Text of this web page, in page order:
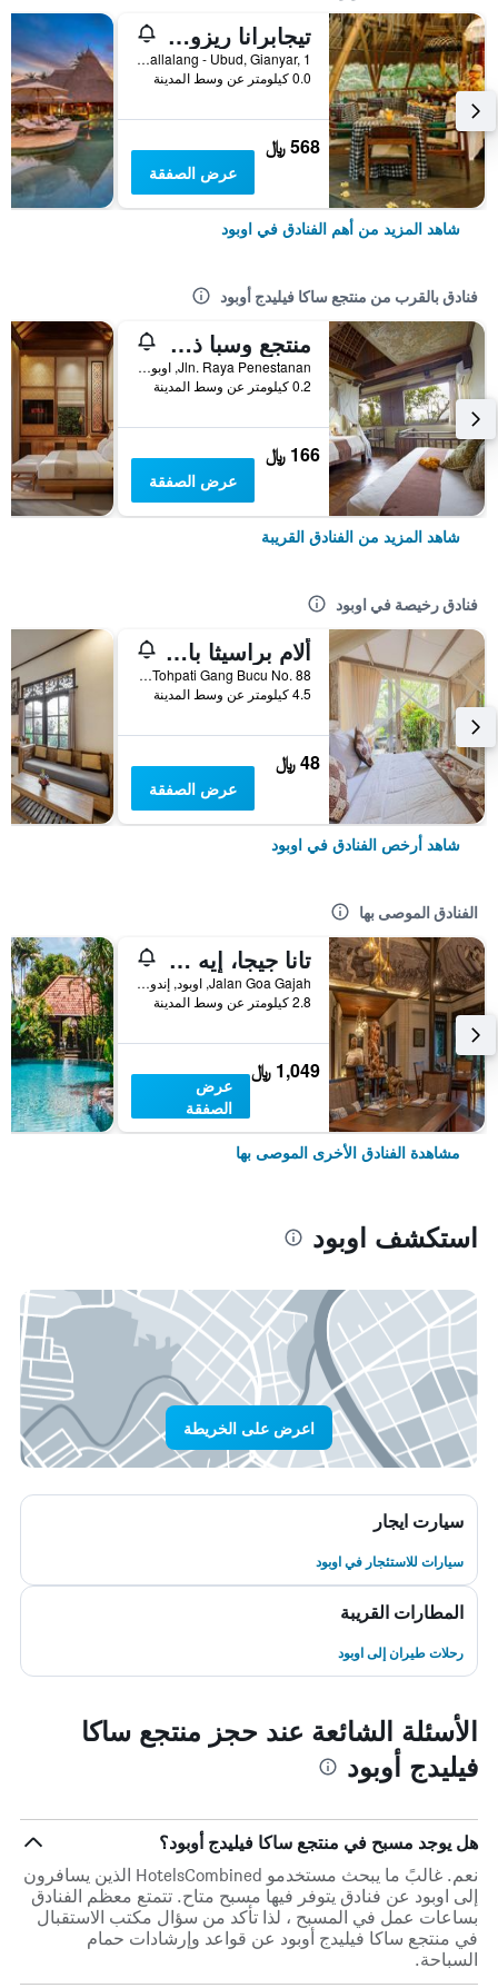
تيجابرانا ريزورت آند سبا
Banjar Sapat, Tegallalang - Ubud, Gianyar, 1, اوبود, إندونيسيا
0.0 كيلومتر عن وسط المدينة
568 ﷼
عرض الصفقة
شاهد المزيد من أهم الفنادق في اوبود
فنادق بالقرب من منتجع ساكا فيليدج أوبود
منتجع وسبا ذا سانغو
Jln. Raya Penestanan, اوبود, إندونيسيا
0.2 كيلومتر عن وسط المدينة
166 ﷼
عرض الصفقة
شاهد المزيد من الفنادق القريبة
فنادق رخيصة في اوبود
ألام براسيثا بالي أوبود
Banjar Tohpati Gang Bucu No. 88, اوبود, إندونيسيا
4.5 كيلومتر عن وسط المدينة
48 ﷼
عرض الصفقة
شاهد أرخص الفنادق في اوبود
الفنادق الموصى بها
تانا جيجا، إيه ريزورت باي هاديبرانا
Jalan Goa Gajah, اوبود, إندونيسيا
2.8 كيلومتر عن وسط المدينة
1,049 ﷼
عرض
الصفقة
مشاهدة الفنادق الأخرى الموصى بها
استكشف اوبود
اعرض على الخريطة
سيارت ايجار
سيارات للاستئجار في اوبود
المطارات القريبة
رحلات طيران إلى اوبود
الأسئلة الشائعة عند حجز منتجع ساكا
فيليدج أوبود
هل يوجد مسبح في منتجع ساكا فيليدج أوبود؟
نعم. غالبً ما يبحث مستخدمو HotelsCombined الذين يسافرون
إلى اوبود عن فنادق يتوفر فيها مسبح متاح. تتمتع معظم الفنادق
بساعات عمل في المسبح ، لذا تأكد من سؤال مكتب الاستقبال
في منتجع ساكا فيليدج أوبود عن قواعد وإرشادات حمام
السباحة.